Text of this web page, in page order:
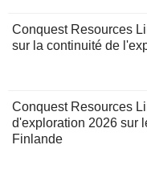
Conquest Resources
sur la continuité de
Conquest Resources
d'exploration 2026 sur
Finlande